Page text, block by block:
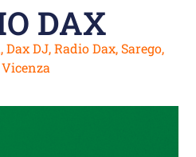
DAX
,Dax DJ,Radio Dax,Sarego,
Vicenza